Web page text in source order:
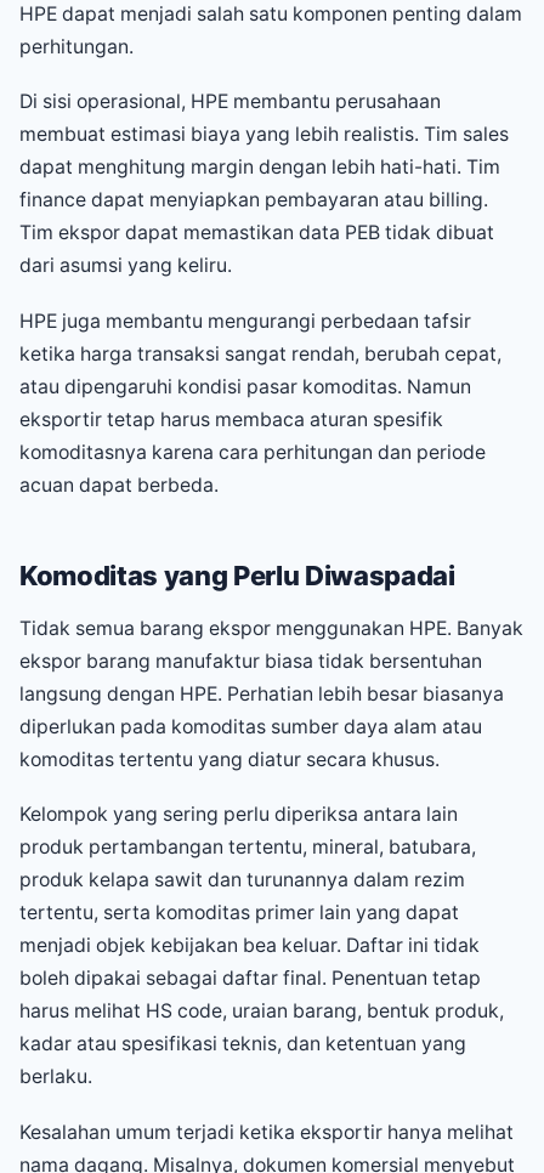
HPE dapat menjadi salah satu komponen penting dalam
perhitungan.
Di sisi operasional, HPE membantu perusahaan
membuat estimasi biaya yang lebih realistis. Tim sales
dapat menghitung margin dengan lebih hati-hati. Tim
finance dapat menyiapkan pembayaran atau billing.
Tim ekspor dapat memastikan data PEB tidak dibuat
dari asumsi yang keliru.
HPE juga membantu mengurangi perbedaan tafsir
ketika harga transaksi sangat rendah, berubah cepat,
atau dipengaruhi kondisi pasar komoditas. Namun
eksportir tetap harus membaca aturan spesifik
komoditasnya karena cara perhitungan dan periode
acuan dapat berbeda.
Komoditas yang Perlu Diwaspadai
Tidak semua barang ekspor menggunakan HPE. Banyak
ekspor barang manufaktur biasa tidak bersentuhan
langsung dengan HPE. Perhatian lebih besar biasanya
diperlukan pada komoditas sumber daya alam atau
komoditas tertentu yang diatur secara khusus.
Kelompok yang sering perlu diperiksa antara lain
produk pertambangan tertentu, mineral, batubara,
produk kelapa sawit dan turunannya dalam rezim
tertentu, serta komoditas primer lain yang dapat
menjadi objek kebijakan bea keluar. Daftar ini tidak
boleh dipakai sebagai daftar final. Penentuan tetap
harus melihat HS code, uraian barang, bentuk produk,
kadar atau spesifikasi teknis, dan ketentuan yang
berlaku.
Kesalahan umum terjadi ketika eksportir hanya melihat
nama dagang. Misalnya, dokumen komersial menyebut